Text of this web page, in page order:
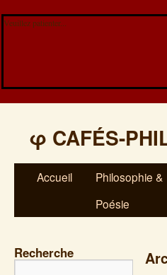
Veuillez patienter...
φ CAFÉS-
Accueil
Philosophie &
Poésie
Recherche